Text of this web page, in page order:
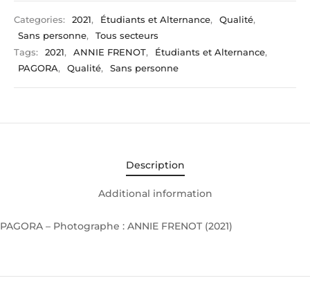
Categories: 2021, Étudiants et Alternance, Qualité,
Sans personne,
Tous secteurs
Tags:
2021, ANNIE FRENOT, Étudiants et Alternance,
PAGORA, Qualité, Sans personne
Description
Additional information
PAGORA – Photographe : ANNIE FRENOT (2021)